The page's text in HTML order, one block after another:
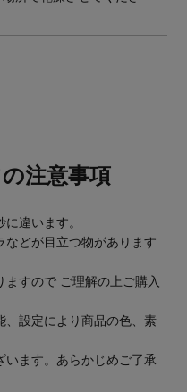
注意事項
違います。
などが目立つ物があります
ますので ご理解の上ご購入
、設定により商品の色、素
います。あらかじめご了承